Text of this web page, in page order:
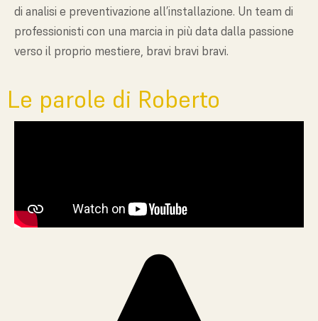
di analisi e preventivazione all’installazione. Un team di
professionisti con una marcia in più data dalla passione
verso il proprio mestiere, bravi bravi bravi.
Le parole di Roberto